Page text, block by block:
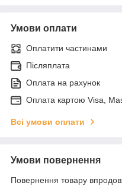
Умови оплати
Оплатити частинами
Післяплата
Оплата на рахунок
Оплата картою Visa,
Всі умови оплати
Умови повернення
Повернення товару